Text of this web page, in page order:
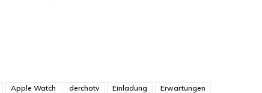
Apple Watch derchotv Einladung
Erwartungen